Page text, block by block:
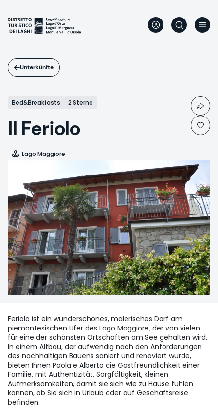
Inhalt
Unterkünfte
Bed&Breakfasts 2 Sterne
Il Feriolo
Lago Maggiore
Feriolo ist ein wunderschönes, malerisches Dorf am
piemontesischen Ufer des Lago Maggiore, der von vielen
für eine der schönsten Ortschaften am See gehalten wird.
In einem Altbau, der aufwendig nach den Anforderungen
des nachhaltigen Bauens saniert und renoviert wurde,
bieten Ihnen Paola e Alberto die Gastfreundlichkeit einer
Familie, mit Authentizität, Sorgfältigkeit, kleinen
Aufmerksamkeiten, damit sie sich wie zu Hause fühlen
können, ob Sie sich in Urlaub oder auf Geschäftsreise
befinden.